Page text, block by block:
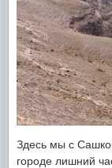
Здесь мы с
городе лишний